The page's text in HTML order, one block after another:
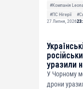
#Компанія
#ПС Нігерії
27 Липня, 2026
уразили
У Чорному
дрони